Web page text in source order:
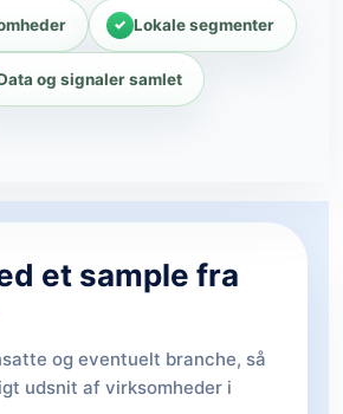
Lokale segmenter
og signaler samlet
et sample fra
og eventuelt branche, så
udsnit af virksomheder i